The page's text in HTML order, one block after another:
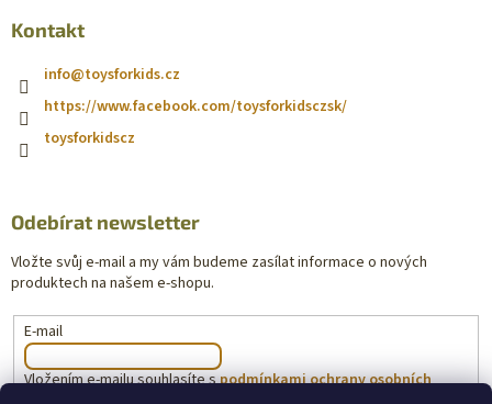
Kontakt
info@toysforkids.cz
https://www.facebook.com/toysforkidsczsk/
toysforkidscz
Odebírat newsletter
Vložte svůj e-mail a my vám budeme zasílat informace o nových
produktech na našem e-shopu.
E-mail
Vložením e-mailu souhlasíte spodmínkami ochrany osobních